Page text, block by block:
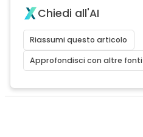
Chiedi all'AI
Riassumi questo articolo
Approfondisci con altre fonti